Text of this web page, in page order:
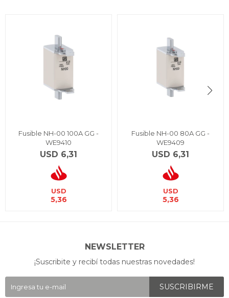
Fusible NH-00 100A GG -
WE9410
USD 6,31
USD
5,36
Fusible NH-00 80A GG -
WE9409
USD 6,31
USD
5,36
NEWSLETTER
¡Suscribite y recibí todas nuestras novedades!
SUSCRIBIRME